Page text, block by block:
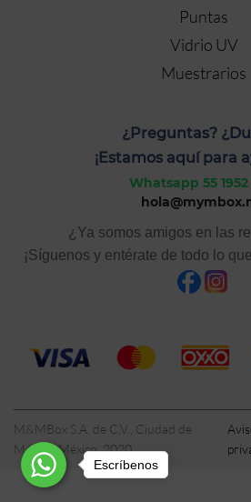
Puntas
Vidrio UV
Muestrarios
¿Preguntas?
¡Estamos aquí para
Whatsapp 55 1952
¿Ya somos amigos en las
¡Síguenos y entérate de todo lo
M&MBox S.A. de C.V., Ciudad de
México, México, 2020
Escríbenos